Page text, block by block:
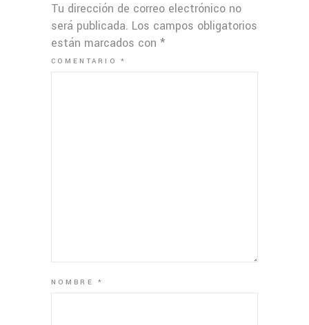
Tu dirección de correo electrónico no
será publicada. Los campos obligatorios
están marcados con *
COMENTARIO*
NOMBRE*